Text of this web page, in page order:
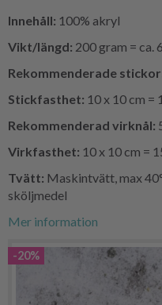
Innehåll: 100% akryl
Vikt/längd: 200 gram = ca.
Rekommenderade
Stickfasthet: 10 x 10 cm =
Rekommenderad virknål:
Virkfasthet: 10 x 10 cm =
Tvätt: Maskintvätt, max
sköljmedel
Mer information
-20%